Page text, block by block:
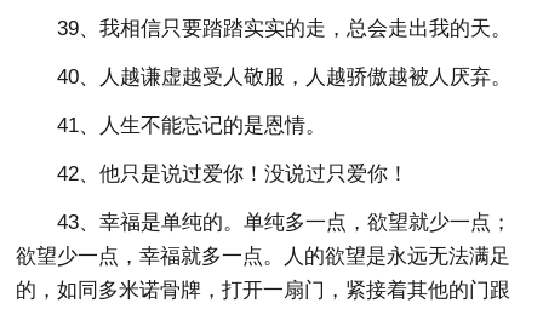
39、我相信只要踏踏实实的走，总会走出我的天。
40、人越谦虚越受人敬服，人越骄傲越被人厌弃。
41、人生不能忘记的是恩情。
42、他只是说过爱你！没说过只爱你！
43、幸福是单纯的。单纯多一点，欲望就少一点；
欲望少一点，幸福就多一点。人的欲望是永远无法满足
的，如同多米诺骨牌，打开一扇门，紧接着其他的门跟